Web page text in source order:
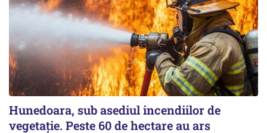
Hunedoara, sub asediul incendiilor de
vegetație. Peste 60 de hectare au ars